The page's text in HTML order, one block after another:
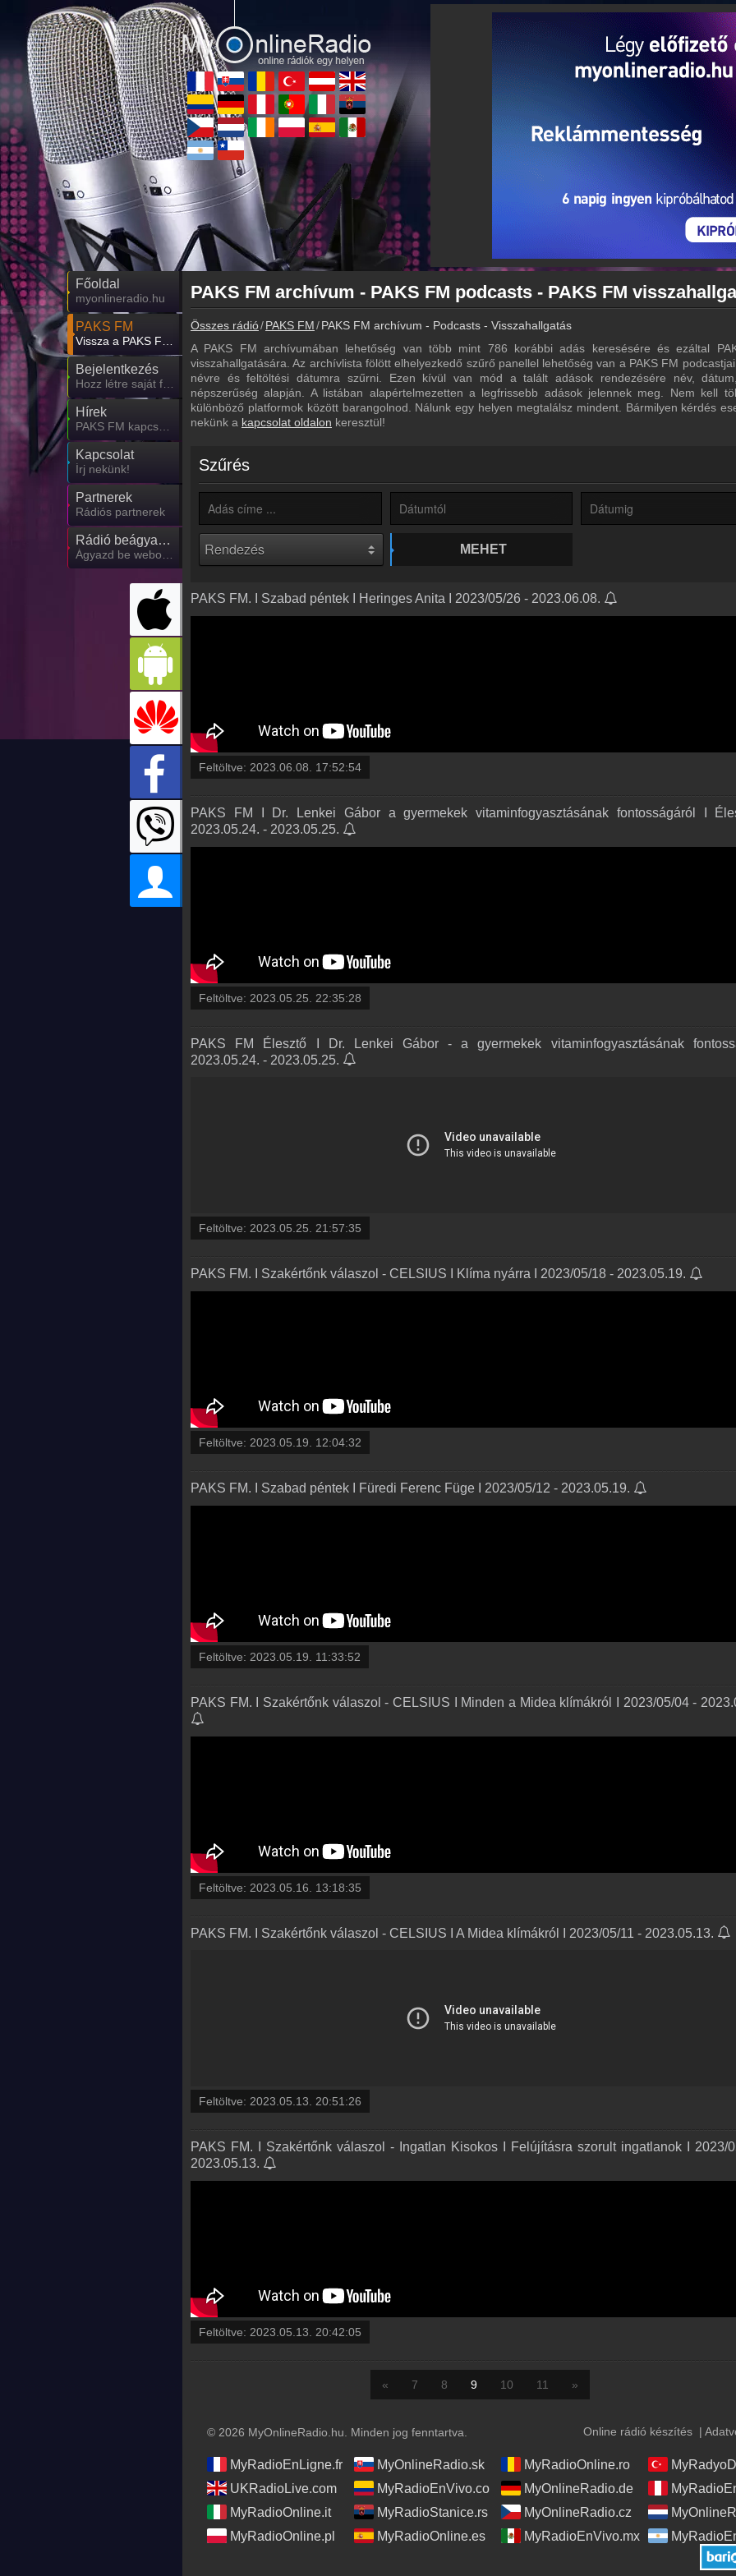
Főoldal
myonlineradio.hu
PAKS FM
Bejelentkezés
Hírek
Kapcsolat
Írj nekünk!
Partnerek
Rádiós partnerek
Rádió beágyazás
PAKS FM archívum - PAKS FM podcasts - PAKS FM
Összes rádió PAKS FM
PAKS FM archívum - Podcasts - Visszahallgatás
A PAKS FM archívumában lehetőség van több mint 786 korábbi adás keresésére és ezáltal
visszahallgatására. Az archívlista fölött elhelyezkedő szűrő panellel lehetőség van a PAKS FM
névre és feltöltési dátumra szűrni. Ezen kívül van mód a talált adások rendezésére név,
népszerűség alapján. A listában alapértelmezetten a legfrissebb adások jelennek meg. Nem kell
különböző platformok között barangolnod. Nálunk egy helyen megtalálsz mindent. Bármilyen kérdés
nekünk a kapcsolat oldalon keresztül!
Szűrés
MEHET
PAKS FM. I Szabad péntek I Heringes Anita I 2023/05/26 - 2023.06.08.
Feltöltve: 2023.06.08. 17:52:54
PAKS FM I Dr. Lenkei Gábor a gyermekek vitaminfogyasztásának fontosságáról I
2023.05.24. - 2023.05.25.
Feltöltve: 2023.05.25. 22:35:28
PAKS FM Élesztő I Dr. Lenkei Gábor - a gyermekek vitaminfogyasztásának
2023.05.24. - 2023.05.25.
Feltöltve: 2023.05.25. 21:57:35
PAKS FM. I Szakértőnk válaszol - CELSIUS I Klíma nyárra I 2023/05/18 - 2023.05.19.
Feltöltve: 2023.05.19. 12:04:32
PAKS FM. I Szabad péntek I Füredi Ferenc Füge I 2023/05/12 - 2023.05.19.
Feltöltve: 2023.05.19. 11:33:52
PAKS FM. I Szakértőnk válaszol - CELSIUS I Minden a Midea klímákról I 2023/05/04 -
Feltöltve: 2023.05.16. 13:18:35
PAKS FM. I Szakértőnk válaszol - CELSIUS I A Midea klímákról I 2023/05/11 - 2023.05.13.
Feltöltve: 2023.05.13. 20:51:26
PAKS FM. I Szakértőnk válaszol - Ingatlan Kisokos I Felújításra szorult ingatlanok I 2023/
2023.05.13.
Feltöltve: 2023.05.13. 20:42:05
« 7 8 9 10 11 »
© 2026 MyOnlineRadio.hu. Minden jog fenntartva. Online rádió készítés |
MyRadioEnLigne.fr MyOnlineRadio.sk MyRadioOnline.ro
UKRadioLive.com
MyRadioEnVivo.co MyOnlineRadio.de
MyRadioOnline.it
MyRadioStanice.rs MyOnlineRadio.cz
MyRadioOnline.pl
MyRadioOnline.es MyRadioEnVivo.mx